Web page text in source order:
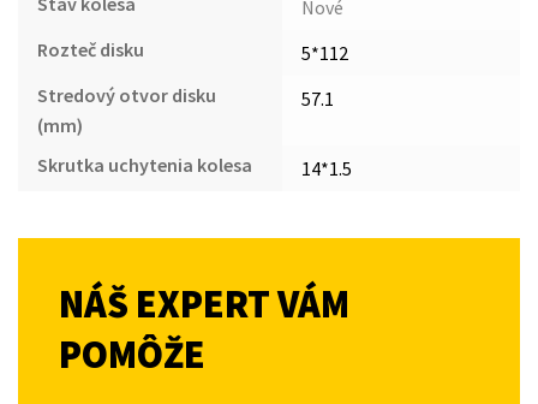
Nové
Rozteč disku
5*112
Stredový otvor disku
(mm)
57.1
Skrutka uchytenia kolesa 14*1.5
NÁŠ EXPERT VÁM
POMÔŽE